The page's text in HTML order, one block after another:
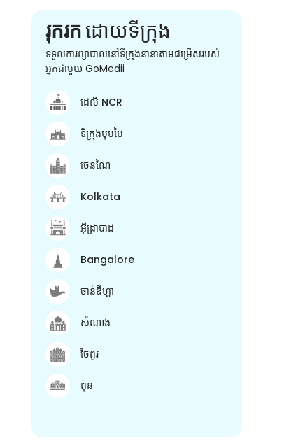
រុករកដោយទីក្រុង
ទទួលការព្យាបាលនៅទីក្រុងនានាតាមជម្រើសរបស់
អ្នកជាមួយ GoMedii
ដេលី NCR
ទីក្រុងបុមបៃ
ចេនណៃ
Kolkata
អ៊ីដ្រាបាដ
Bangalore
ចាន់ឌីហ្គា
សំណាង
ចៃពួរ
ពុន